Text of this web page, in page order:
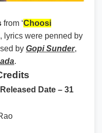
from ‘Choosi
lyrics were penned by
by Gopi Sunder,
.
Released Date – 31